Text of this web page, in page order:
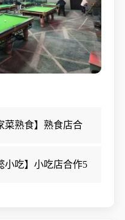
菜熟食】熟食店合
水、四季发财！㊗️
小吃】小吃店合作5